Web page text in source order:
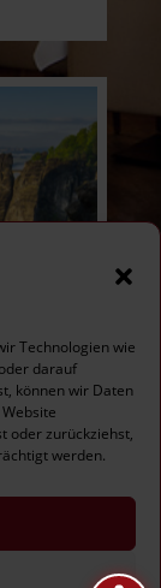
Technologien wie
darauf
können wir Daten
oder zurückziehst,
werden.